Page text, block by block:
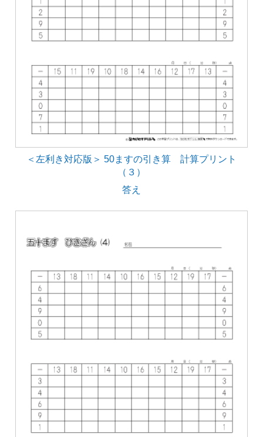
＜左利き対応版＞ 50ますの引き算 計算プリント
（３）
答え